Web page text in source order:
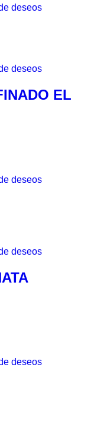
deseos
deseos
EL
deseos
deseos
deseos